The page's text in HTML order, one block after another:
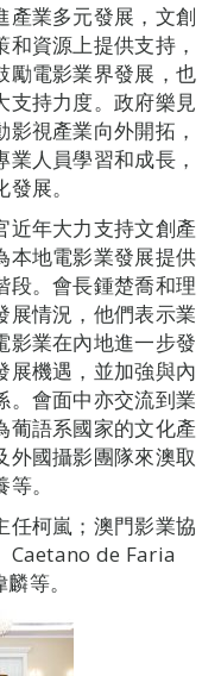
產業多元發展，文創
資源上提供支持，
勵電影業界發展，也
支持力度。政府樂見
視產業向外開拓，
人員學習和成長，
展。
近年大力支持文創產
本地電影業發展提供
段。會長鍾楚喬和理
展情況，他們表示業
影業在內地進一步發
展機遇，並加強與內
。會面中亦交流到業
葡語系國家的文化產
外國攝影團隊來澳取
。
任柯嵐；澳門影業協
Caetano de Faria
等。